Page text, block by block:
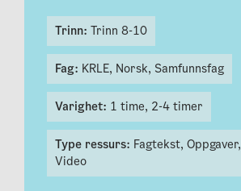
Trinn: Trinn 8-10
Fag: KRLE, Norsk, Samfunnsfag
Varighet: 1 time, 2-4 timer
Type ressurs: Fagtekst, Oppgaver,
Video